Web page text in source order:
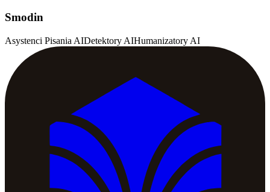
Smodin
Asystenci Pisania AIDetektory AIHumanizatory AI